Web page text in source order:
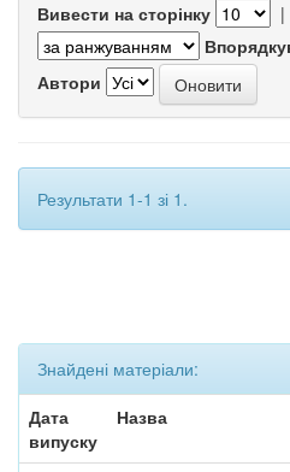
Вивести на сторінку |
Автори
Результати 1-1 зі 1.
Знайдені матеріали:
Дата
випуску
Назва